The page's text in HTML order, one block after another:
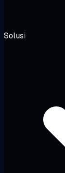
Solusi